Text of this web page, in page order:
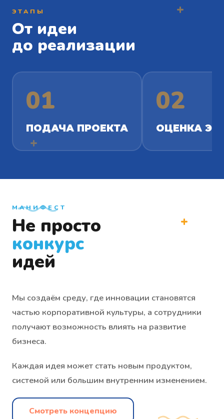
+
+
ЭТАПЫ
От идеи
до реализации
01
ПОДАЧА ПРОЕКТА
02
ОЦЕНКА
+
МАНИФЕСТ
Не просто
конкурс
идей
Мы создаём среду, где инновации становятся
частью корпоративной культуры, а сотрудники
получают возможность влиять на развитие
бизнеса.
Каждая идея может стать новым продуктом,
системой или большим внутренним изменением.
Смотреть концепцию